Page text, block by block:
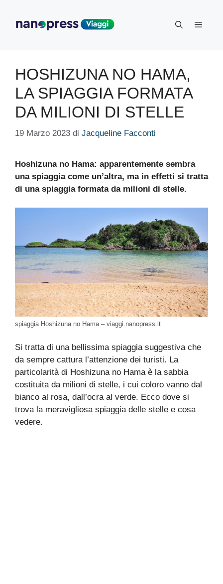
contenuto
Menu
HOSHIZUNA NO HAMA,
LA SPIAGGIA FORMATA
DA MILIONI DI STELLE
19 Marzo 2023 di Jacqueline Facconti
Hoshizuna no Hama: apparentemente sembra
una spiaggia come un’altra, ma in effetti si tratta
di una spiaggia formata da milioni di stelle.
spiaggia Hoshizuna no Hama – viaggi.nanopress.it
Si tratta di una bellissima spiaggia suggestiva che
da sempre cattura l’attenzione dei turisti. La
particolarità di Hoshizuna no Hama è la sabbia
costituita da milioni di stelle, i cui coloro vanno dal
bianco al rosa, dall’ocra al verde. Ecco dove si
trova la meravigliosa spiaggia delle stelle e cosa
vedere.